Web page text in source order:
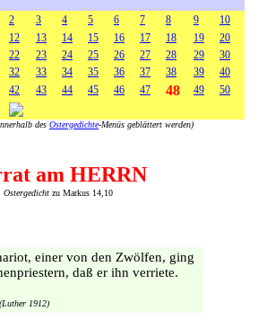
2 3 4 5 6 7 8 9
10
12 13 14 15 16 17 18 19
20
22 23 24 25 26 27 28 29
30
32 33 34 35 36 37 38 39
40
42 43 44 45 46 47 48 49
50
des Ostergedichte-Menüs geblättert werden)
am HERRN
Ostergedicht zu Markus 14,10
einer von den Zwölfen, ging
daß er ihn verriete.
(Luther 1912)